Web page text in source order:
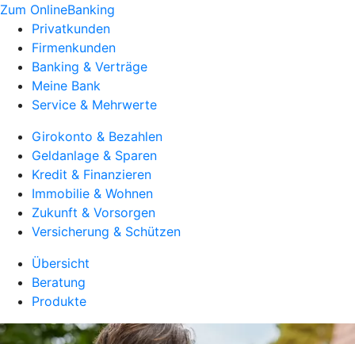
Zum OnlineBanking
Privatkunden
Firmenkunden
Banking & Verträge
Meine Bank
Service & Mehrwerte
Girokonto & Bezahlen
Geldanlage & Sparen
Kredit & Finanzieren
Immobilie & Wohnen
Zukunft & Vorsorgen
Versicherung & Schützen
Übersicht
Beratung
Produkte